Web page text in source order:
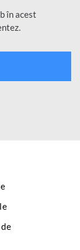
în acest